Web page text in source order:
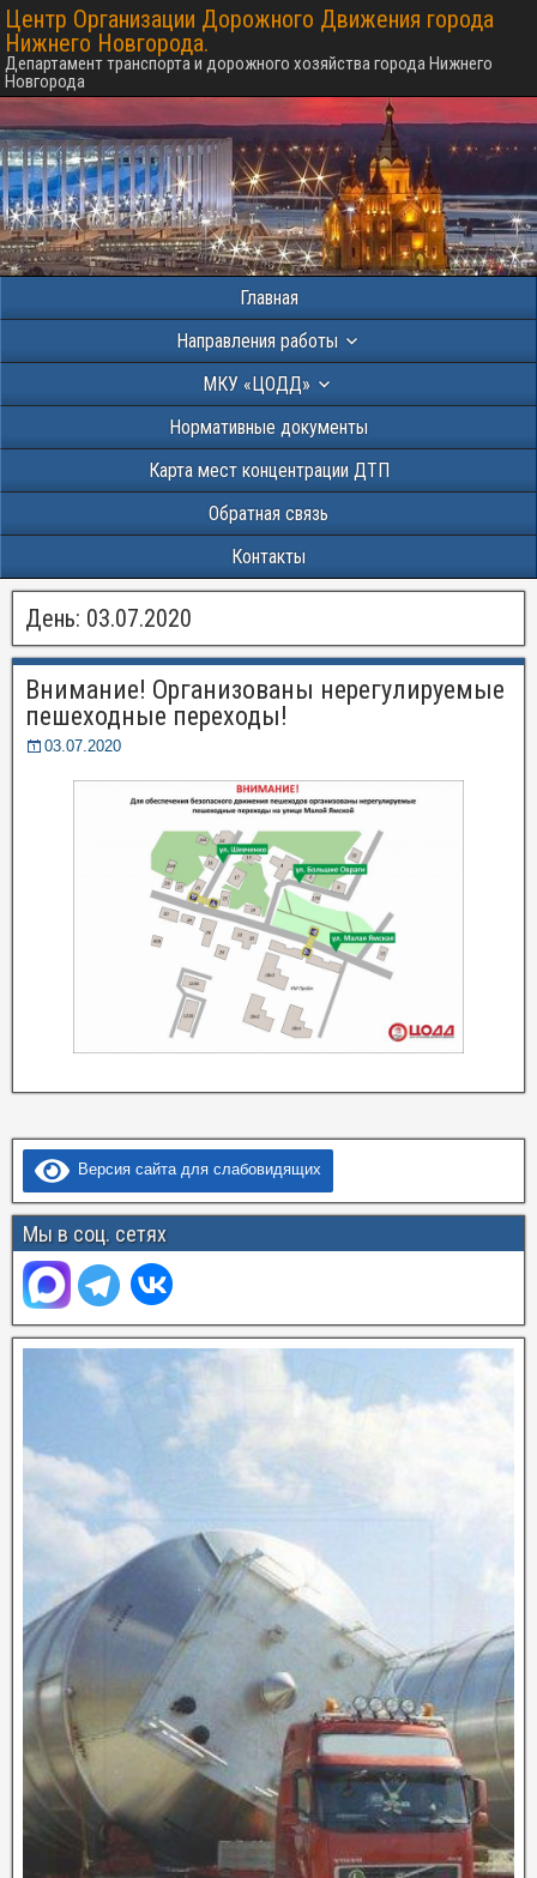
Центр Организации Дорожного Движения города
Нижнего Новгорода.
Департамент транспорта и дорожного хозяйства города Нижнего
Новгорода
Главная
Направления работы
МКУ «ЦОДД»
Нормативные документы
Карта мест концентрации ДТП
Обратная связь
Контакты
День: 03.07.2020
Внимание! Организованы нерегулируемые
пешеходные переходы!
03.07.2020
Версия сайта для слабовидящих
Мы в соц. сетях